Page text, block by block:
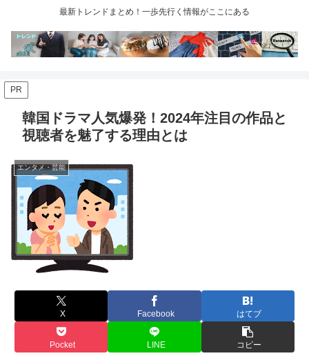
最新トレンドまとめ！一歩先行く情報がここにある
PR
韓国ドラマ人気爆発！2024年注目の作品と
視聴者を魅了する理由とは
エンタメ・芸能
X Facebook はてブ
Pocket LINE コピー